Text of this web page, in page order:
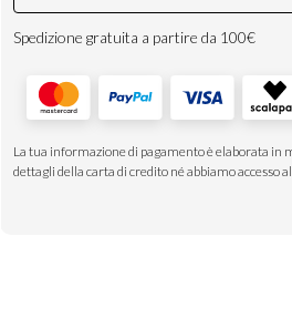
Spedizione gratuita a partire da 100€
La tua informazione di pagamento è elaborata in
dettagli della carta di credito né abbiamo accesso